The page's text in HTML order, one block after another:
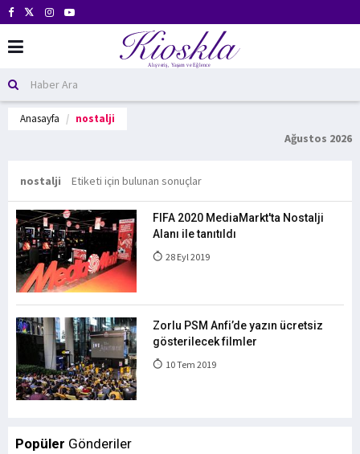
Anasayfa nostalji
Ağustos 2026
nostalji Etiketi için bulunan sonuçlar
FIFA 2020 MediaMarkt'ta Nostalji
Alanı ile tanıtıldı
28 Eyl 2019
Zorlu PSM Anfi’de yazın ücretsiz
gösterilecek filmler
10 Tem 2019
Popüler Gönderiler